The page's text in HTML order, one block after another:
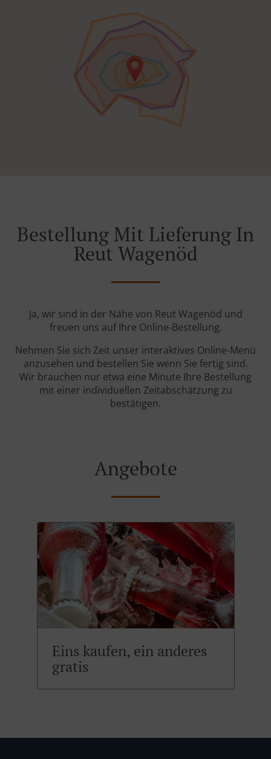
Bestellung Mit Lieferung In
Reut Wagenöd
Ja, wir sind in der Nähe von Reut Wagenöd und
freuen uns auf Ihre Online-Bestellung.
Nehmen Sie sich Zeit unser interaktives Online-Menü
anzusehen und bestellen Sie wenn Sie fertig sind.
Wir brauchen nur etwa eine Minute Ihre Bestellung
mit einer individuellen Zeitabschätzung zu
bestätigen.
Angebote
Eins kaufen, ein anderes
gratis